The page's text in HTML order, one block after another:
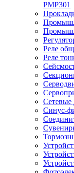
PMP301
Реле
Реле
Сетевые
Синус-